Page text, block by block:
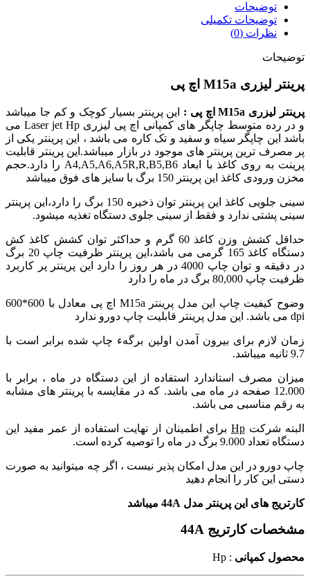
توضیحات
توضیحات تکمیلی
نظرات (0)
توضیحات
پرینتر لیزری M15a اچ پی
پرینتر لیزری M15a اچ پی :
این پرینتر بسیار کوچک و کم جا میباشد
و در رده متوسط چاپگر های کمپانی اچ پی لیزری Laser jet Hp می
باشد این چاپگر سیاه و سفید و تک کاره می باشد ، این پرینتر یکی از
پر مصرف ترین پرینتر های موجود در بازار میباشد.این پرینتر قابلیت
پرینت به روی کاغذ با ابعاد A4,A5,A6,A5R,R,B5,B6 را دارد.حجم
مخزن ورودی کاغذ این پرینتر 150 برگ با سایز های فوق میباشد
سینی جلویی کاغذ این پرینتر توان ذخیره 150 برگ را دارد،این پرینتر
سینی پشتی ندارد و فقط از سینی جلوی دستگاه تغذیه میشود.
حداقل کشش وزن کاغذ 60 گرم و حداکثر توان کشش کاغذ کش
دستگاه کاغذ 165 گرمی می باشد،این پرینتر ظرفیت چاپ 20 برگ
در دقیقه و توان چاپ 4000 در هر روز را دارد
این پرینتر پر کاربرد
ظرفیت چاپ 80,000 برگ در ماه را دارد
وضوح کیفیت چاپ این مدل پرینتر M15a اچ پی معادل با 600*600
dpi می باشد.
این مدل پرینتر قابلیت چاپ دورو ندارد
زمان لازم برای بیرون آمدن اولین برگهء چاپ شده برابر است با
9.7 ثانیه میباشد.
میزان مصرف استاندارد استفاده از این دستگاه در ماه ، برابر با
12.000 صفحه در ماه می باشد.
که در مقایسه با پرینتر های مشابه
به رقم مناسبی می باشد.
البته شرکتHp برای اطمینان از نهایت استفاده از عمر مفید این
دستگاه تعداد 9.000 برگ در ماه را توصیه کرده است.
چاپ دورو در این مدل امکان پذیر نیست ، اگر چه میتوانید به صورت
دستی این کار را انجام دهید
کارتریج های این پرینتر مدل 44A میباشد
مشخصات کارتریج 44A
محصول کمپانی : Hp